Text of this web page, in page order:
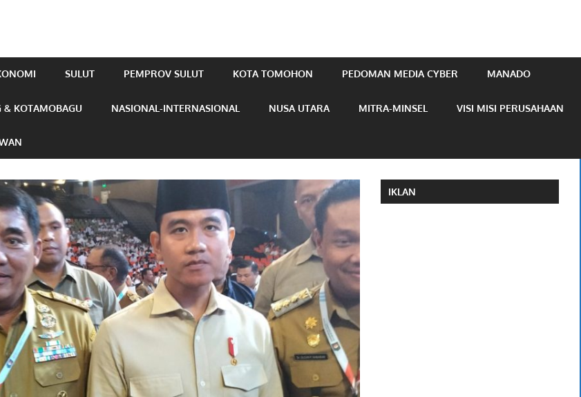
SULUT PEMPROV SULUT KOTA TOMOHON PEDOMAN MEDIA CYBER MANADO
& KOTAMOBAGU NASIONAL-INTERNASIONAL NUSA UTARA MITRA-MINSEL VISI MISI PERUSAHAAN
IKLAN